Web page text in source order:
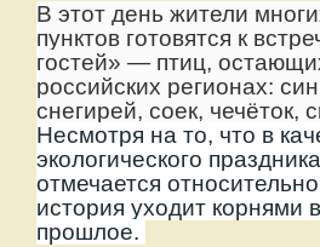
В этот день жители
пунктов готовятся к
гостей» — птиц,
российских регионах:
снегирей, соек, чечёток,
Несмотря на то, что в
экологического
отмечается
история уходит корнями
прошлое.